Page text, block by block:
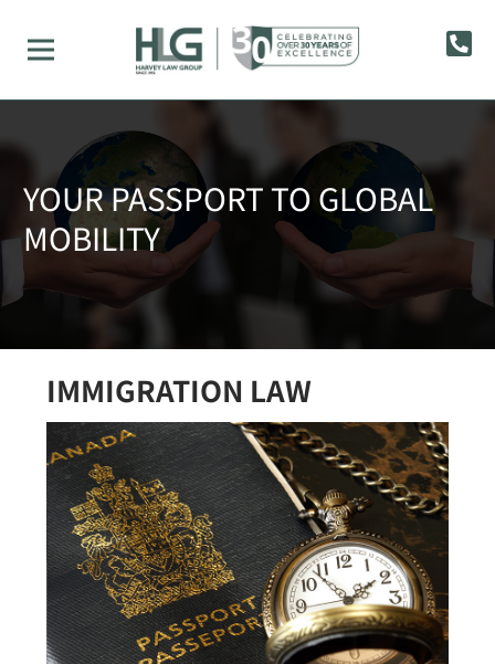
YOUR PASSPORT TO GLOBAL
MOBILITY
IMMIGRATION LAW